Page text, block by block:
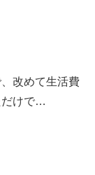
改めて生活費
だけで…